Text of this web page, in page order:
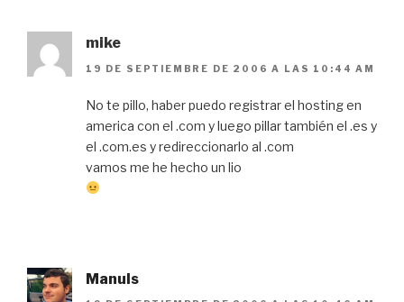
mike
19 DE SEPTIEMBRE DE 2006 A LAS 10:44 AM
No te pillo, haber puedo registrar el hosting en
america con el .com y luego pillar también el .es y
el .com.es y redireccionarlo al .com
vamos me he hecho un lio
Manuls